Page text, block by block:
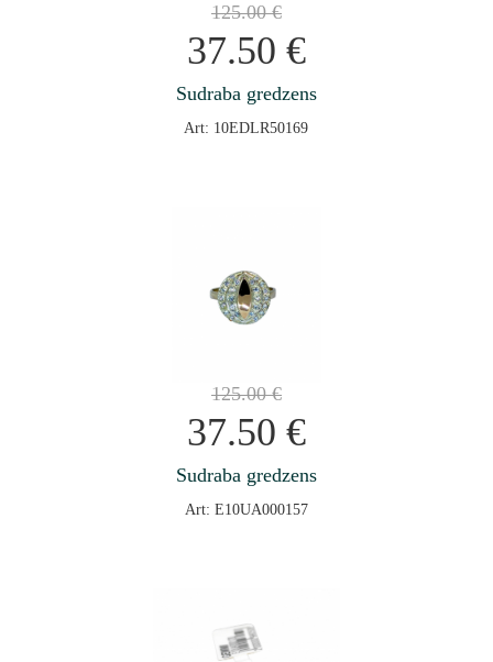
125.00€
37.50 €
Sudraba gredzens
Art: 10EDLR50169
125.00€
37.50 €
Sudraba gredzens
Art: E10UA000157